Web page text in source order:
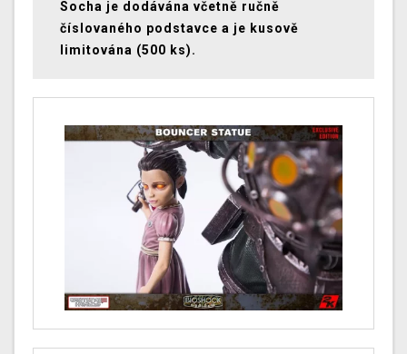
Socha je dodávána včetně ručně
číslovaného podstavce a je kusově
limitována (500 ks).